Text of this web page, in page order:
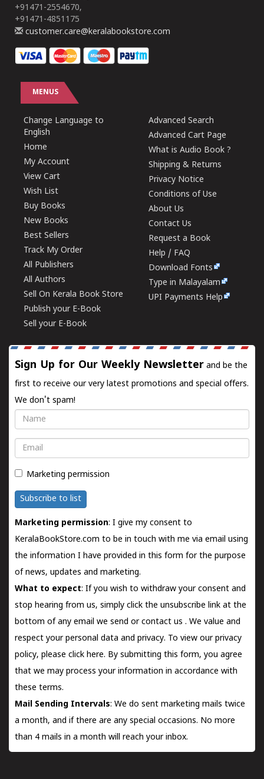
+91471-2554670,
+91471-4851175
customer.care@keralabookstore.com
MENUS
Change Language to
English
Home
My Account
View Cart
Wish List
Buy Books
New Books
Best Sellers
Track My Order
All Publishers
All Authors
Sell On Kerala Book Store
Publish your E-Book
Sell your E-Book
Advanced Search
Advanced Cart Page
What is Audio Book ?
Shipping & Returns
Privacy Notice
Conditions of Use
About Us
Contact Us
Request a Book
Help / FAQ
Download Fonts
Type in Malayalam
UPI Payments Help
Sign Up for Our Weekly Newsletter and be the
first to receive our very latest promotions and special offers.
We don't spam!
Name
Email
Marketing permission
Subscribe to list
Marketing permission: I give my consent to
KeralaBookStore.com to be in touch with me via email using
the information I have provided in this form for the purpose
of news, updates and marketing.
What to expect: If you wish to withdraw your consent and
stop hearing from us, simply click the unsubscribe link at the
bottom of any email we send orcontact us . We value and
respect your personal data and privacy. To view our privacy
policy, please click here. By submitting this form, you agree
that we may process your information in accordance with
these terms.
Mail Sending Intervals: We do sent marketing mails twice
a month, and if there are any special occasions. No more
than 4 mails in a month will reach your inbox.